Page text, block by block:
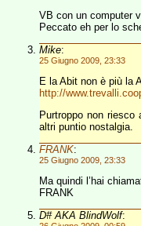
VB con un computer
Peccato eh per lo
Mike:
25 Giugno 2009, 23:33
E la Abit non è più la
http://
Purtroppo non
altri puntio nostalgia.
FRANK:
25 Giugno 2009, 23:33
Ma quindi l’hai
FRANK
D# AKA BlindWolf: